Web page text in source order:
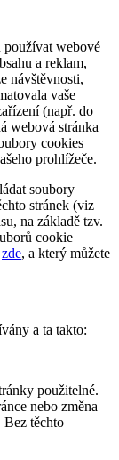
používat webové
a reklam,
návštěvnosti,
vaše
(např. do
webová stránka
cookies
prohlížeče.
soubory
stránek (viz
na základě tzv.
cookie
zde, a který můžete
a ta takto:
použitelné.
nebo změna
Bez těchto